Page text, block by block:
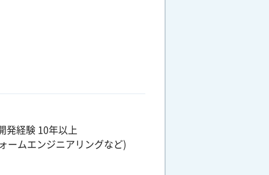
発経験 10年以上
ームエンジニアリングなど)